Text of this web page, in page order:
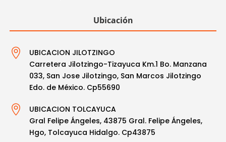
Ubicación

UBICACION JILOTZINGO
Carretera Jilotzingo-Tizayuca Km.1 Bo. Manzana
033, San Jose Jilotzingo, San Marcos Jilotzingo
Edo. de México. Cp55690

UBICACION TOLCAYUCA
Gral Felipe Ángeles, 43875 Gral. Felipe Ángeles,
Hgo, Tolcayuca Hidalgo. Cp43875